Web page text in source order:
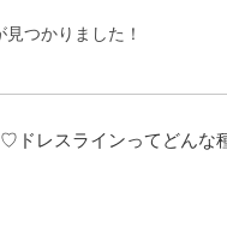
つかりました！
ドレスラインってどんな